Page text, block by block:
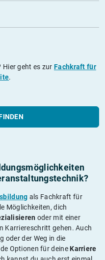
Hier geht es zur Fachkraft für
.
als Fachkraft für
Möglichkeiten, dich
oder mit einer
Karriereschritt gehen. Auch
oder der Weg in die
Optionen für deine Karriere